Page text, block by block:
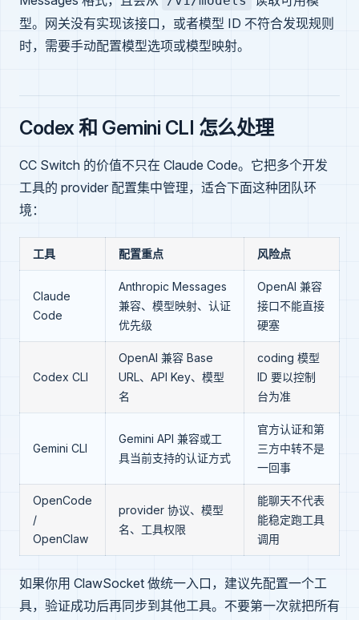
型。网关没有实现该接口，或者模型 ID 不符合发现规则
时，需要手动配置模型选项或模型映射。
Codex 和 Gemini CLI 怎么处理
CC Switch 的价值不只在 Claude Code。它把多个开发
工具的 provider 配置集中管理，适合下面这种团队环
境：
工具 配置重点 风险点
Claude
Code
Anthropic Messages
兼容、模型映射、认证
优先级
OpenAI 兼容
接口不能直接
硬塞
Codex CLI
OpenAI 兼容 Base
URL、API Key、模型
名
coding 模型
ID 要以控制
台为准
Gemini CLI
Gemini API 兼容或工
具当前支持的认证方式
官方认证和第
三方中转不是
一回事
OpenCode
/
OpenClaw
provider 协议、模型
名、工具权限
能聊天不代表
能稳定跑工具
调用
如果你用 ClawSocket 做统一入口，建议先配置一个工
具，验证成功后再同步到其他工具。不要第一次就把所有